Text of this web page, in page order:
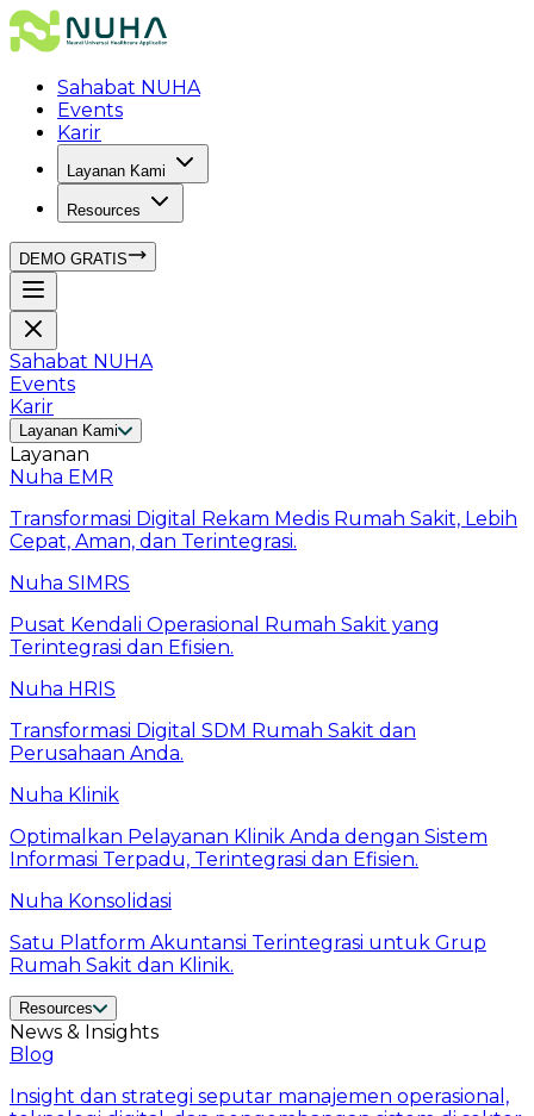
Sahabat NUHA
Events
Karir
Layanan Kami
Resources
DEMO GRATIS
Sahabat NUHA
Events
Karir
Layanan Kami
Layanan
Nuha EMR
Transformasi Digital Rekam Medis Rumah Sakit, Lebih
Cepat, Aman, dan Terintegrasi.
Nuha SIMRS
Pusat Kendali Operasional Rumah Sakit yang
Terintegrasi dan Efisien.
Nuha HRIS
Transformasi Digital SDM Rumah Sakit dan
Perusahaan Anda.
Nuha Klinik
Optimalkan Pelayanan Klinik Anda dengan Sistem
Informasi Terpadu, Terintegrasi dan Efisien.
Nuha Konsolidasi
Satu Platform Akuntansi Terintegrasi untuk Grup
Rumah Sakit dan Klinik.
Resources
News & Insights
Blog
Insight dan strategi seputar manajemen operasional,